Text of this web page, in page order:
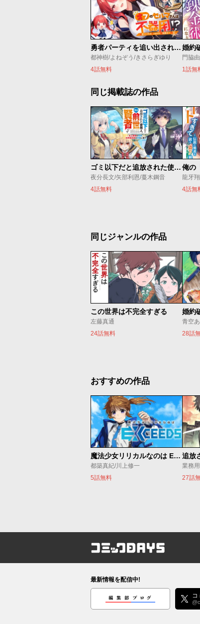
勇者パーティを追い出された器用貧乏 外伝 オフのセルマさんは不器用!?
都神樹/よねぞう/きさらぎゆり
4話無料
門脇
1話無
同じ掲載誌の作品
ゴミ以下だと追放された使用人、実は前世賢者です ～史上最強の賢者、世界最高峰の学園に通う～
夜分長文/矢部利恩/蔓木鋼音
4話無料
龍牙
4話無
同じジャンルの作品
この世界は不完全すぎる
左藤真通
24話無料
青空
28話
おすすめの作品
魔法少女リリカルなのは EXCEEDS
都築真紀/川上修一
5話無料
業務
27話
コミックDAYS
最新情報を配信中!
編集部ブログ コ